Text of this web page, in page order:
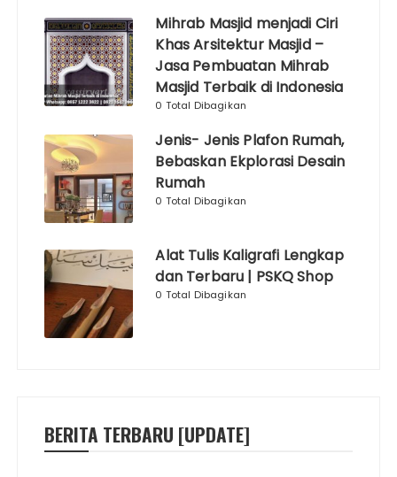
Mihrab Masjid menjadi Ciri
Khas Arsitektur Masjid –
Jasa Pembuatan Mihrab
Masjid Terbaik di Indonesia
0 Total Dibagikan
Jenis- Jenis Plafon Rumah,
Bebaskan Ekplorasi Desain
Rumah
0 Total Dibagikan
Alat Tulis Kaligrafi Lengkap
dan Terbaru | PSKQ Shop
0 Total Dibagikan
BERITA TERBARU [UPDATE]